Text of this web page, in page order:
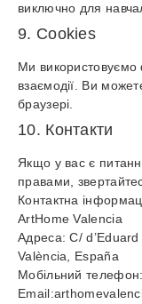
виключно для
9. Cookies
Ми
взаємодії. Ви
браузері.
10. Контакти
Якщо у вас є
правами,
Контактна
ArtHome Valencia
Адреса: C/
València, España
Мобільний